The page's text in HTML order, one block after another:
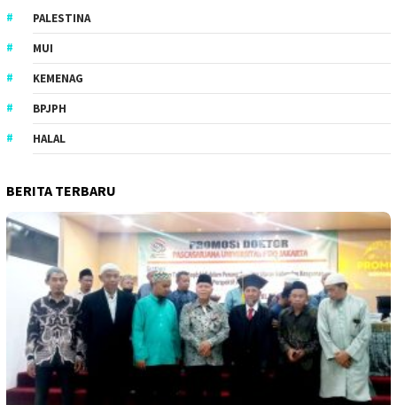
PALESTINA
MUI
KEMENAG
BPJPH
HALAL
BERITA TERBARU